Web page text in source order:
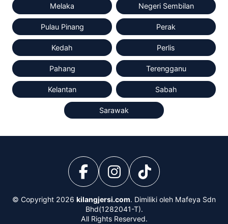
Melaka Negeri Sembilan
Pulau Pinang Perak
Kedah Perlis
Pahang Terengganu
Kelantan Sabah
Sarawak
© Copyright 2026 kilangjersi.com. Dimiliki oleh Mafeya Sdn
Bhd(1282041-T).
All Rights Reserved.